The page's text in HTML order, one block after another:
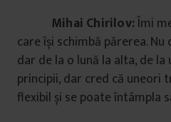
Mihai Chirilov:Îmi
care își schimbă părerea.
dar de la o lună la alta, de la
principii, dar cred că uneori
flexibil și se poate întâmpla